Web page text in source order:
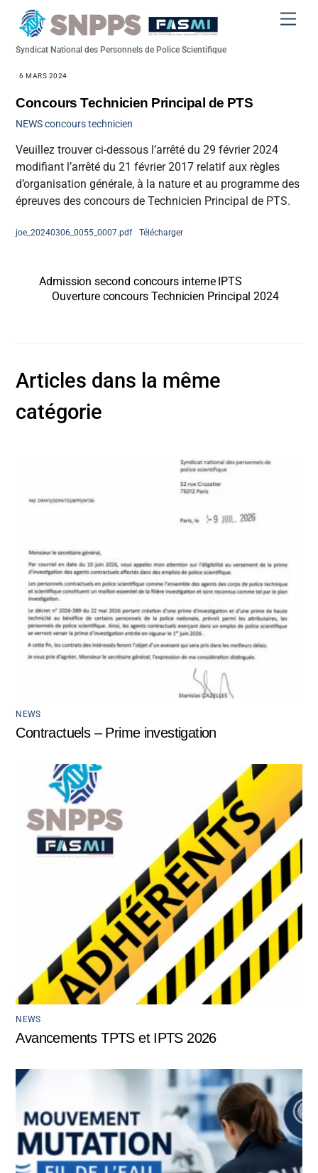
Syndicat National des Personnels de Police Scientifique
6 MARS 2024
Concours Technicien Principal de PTS
NEWS concours technicien
Veuillez trouver ci-dessous l’arrêté du 29 février 2024
modifiant l’arrêté du 21 février 2017 relatif aux règles
d’organisation générale, à la nature et au programme des
épreuves des concours de Technicien Principal de PTS.
joe_20240306_0055_0007.pdf Télécharger
Admission second concours interne IPTS
Ouverture concours Technicien Principal 2024
Articles dans la même
catégorie
NEWS
Contractuels – Prime investigation
NEWS
Avancements TPTS et IPTS 2026